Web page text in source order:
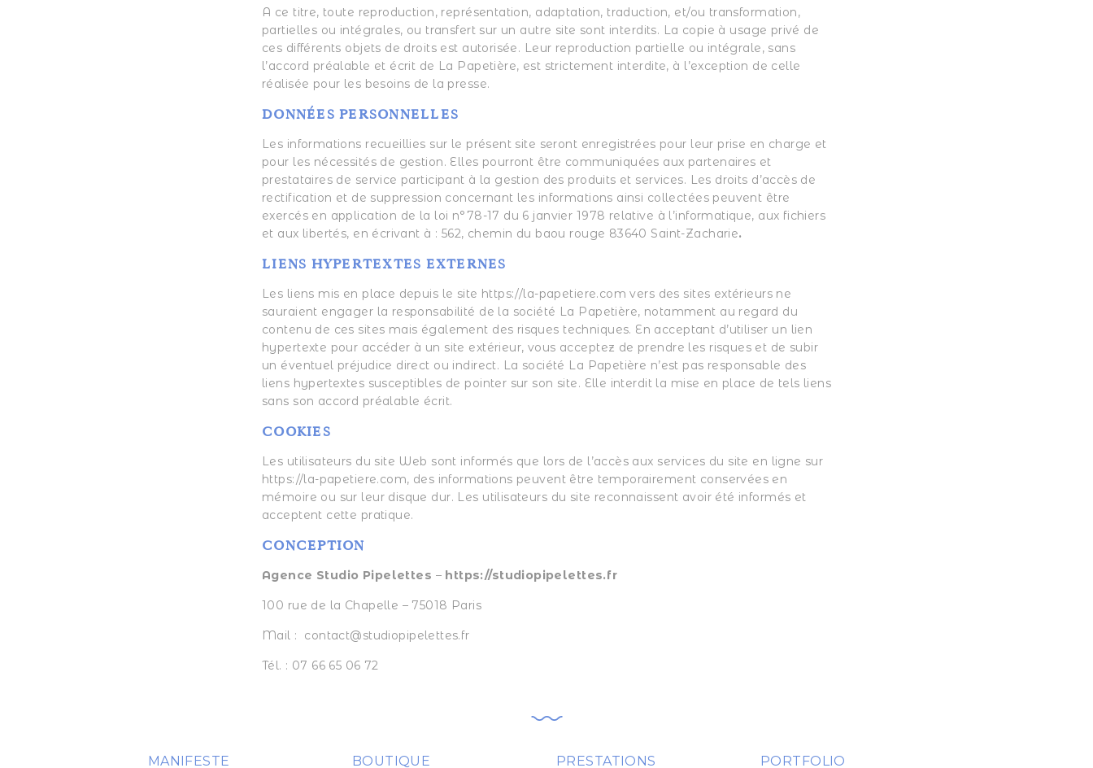
A ce titre, toute reproduction, représentation, adaptation, traduction, et/ou transformation,
partielles ou intégrales, ou transfert sur un autre site sont interdits. La copie à usage privé de
ces différents objets de droits est autorisée. Leur reproduction partielle ou intégrale, sans
l’accord préalable et écrit de La Papetière, est strictement interdite, à l’exception de celle
réalisée pour les besoins de la presse.
DONNÉES PERSONNELLES
Les informations recueillies sur le présent site seront enregistrées pour leur prise en charge et
pour les nécessités de gestion. Elles pourront être communiquées aux partenaires et
prestataires de service participant à la gestion des produits et services. Les droits d’accès de
rectification et de suppression concernant les informations ainsi collectées peuvent être
exercés en application de la loi n°78-17 du 6 janvier 1978 relative à l’informatique, aux fichiers
et aux libertés, en écrivant à : 562, chemin du baou rouge 83640 Saint-Zacharie.
LIENS HYPERTEXTES EXTERNES
Les liens mis en place depuis le site https://la-papetiere.com vers des sites extérieurs ne
sauraient engager la responsabilité de la société La Papetière, notamment au regard du
contenu de ces sites mais également des risques techniques. En acceptant d’utiliser un lien
hypertexte pour accéder à un site extérieur, vous acceptez de prendre les risques et de subir
un éventuel préjudice direct ou indirect. La société La Papetière n’est pas responsable des
liens hypertextes susceptibles de pointer sur son site. Elle interdit la mise en place de tels liens
sans son accord préalable écrit.
COOKIES
Les utilisateurs du site Web sont informés que lors de l’accès aux services du site en ligne sur
https://la-papetiere.com, des informations peuvent être temporairement conservées en
mémoire ou sur leur disque dur. Les utilisateurs du site reconnaissent avoir été informés et
acceptent cette pratique.
CONCEPTION
Agence Studio Pipelettes – https://studiopipelettes.fr
100 rue de la Chapelle – 75018 Paris
Mail : contact@studiopipelettes.fr
Tél. : 07 66 65 06 72
MANIFESTE BOUTIQUE PRESTATIONS PORTFOLIO